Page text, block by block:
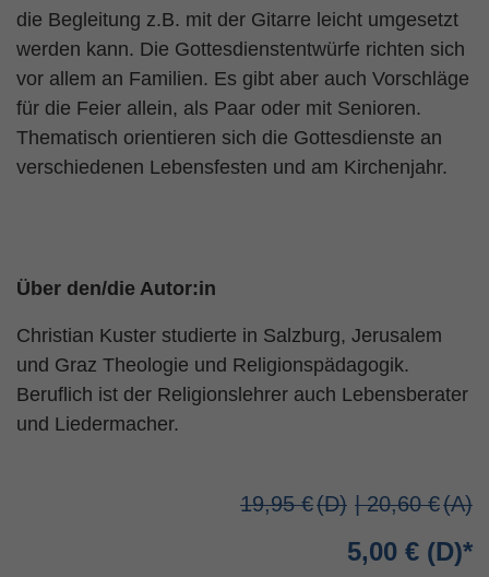
die Begleitung z.B. mit der Gitarre leicht umgesetzt
werden kann. Die Gottesdienstentwürfe richten sich
vor allem an Familien. Es gibt aber auch Vorschläge
für die Feier allein, als Paar oder mit Senioren.
Thematisch orientieren sich die Gottesdienste an
verschiedenen Lebensfesten und am Kirchenjahr.
Über den/die Autor:in
Christian Kuster studierte in Salzburg, Jerusalem
und Graz Theologie und Religionspädagogik.
Beruflich ist der Religionslehrer auch Lebensberater
und Liedermacher.
19,95 € | 20,60 €
5,00 €